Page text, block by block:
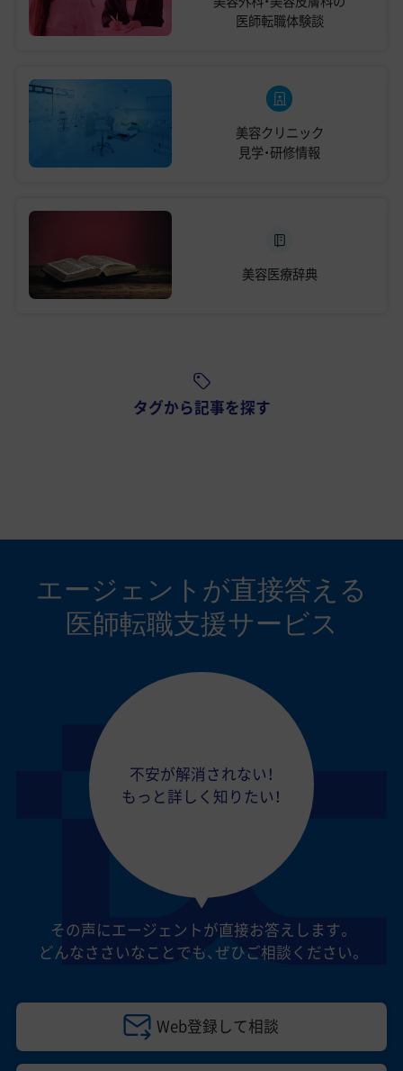
医師転職体験談
美容クリニック
見学・研修情報
美容医療辞典
タグから記事を探す
エージェントが直接答える
医師転職支援サービス
不安が解消されない！
もっと詳しく知りたい！
その声にエージェントが直接お答えします。
どんなささいなことでも、ぜひご相談ください。
Web登録して相談